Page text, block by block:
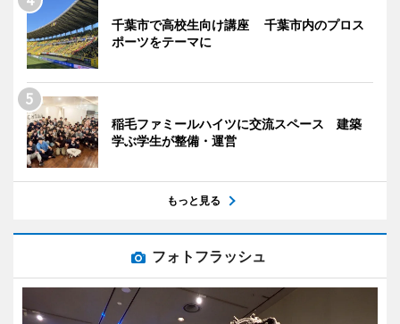
千葉市で高校生向け講座 千葉市内のプロス
ポーツをテーマに
稲毛ファミールハイツに交流スペース 建築
学ぶ学生が整備・運営
もっと見る
フォトフラッシュ